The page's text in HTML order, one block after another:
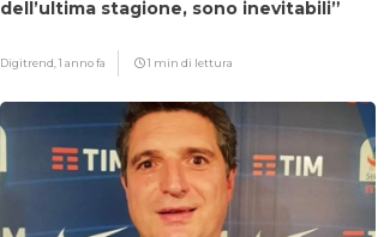
dell’ultima stagione, sono inevitabili”
Digitrend,1 anno fa 1 min di lettura